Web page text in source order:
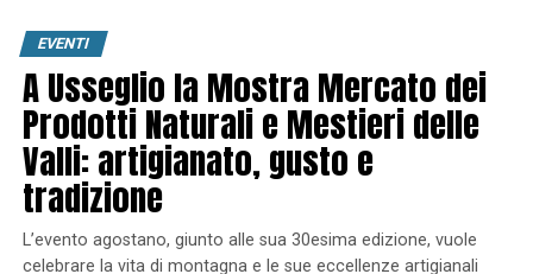
EVENTI
A Usseglio la Mostra Mercato dei
Prodotti Naturali e Mestieri delle
Valli: artigianato, gusto e
tradizione
L’evento agostano, giunto alle sua 30esima edizione, vuole
celebrare la vita di montagna e le sue eccellenze artigianali